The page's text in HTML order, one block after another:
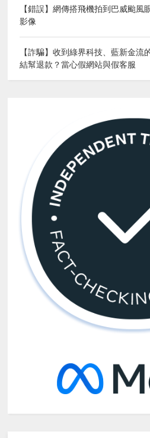
【錯誤】網傳搭飛機拍到巴威颱風
影像
【詐騙】收到綠界科技、藍新金流
結幫退款？當心假網站與假客服